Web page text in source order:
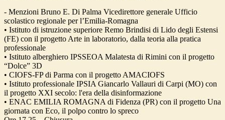
- Menzioni Bruno E. Di Palma Vicedirettore generale Ufficio
scolastico regionale per l’Emilia-Romagna
• Istituto di istruzione superiore Remo Brindisi di Lido degli Estensi
(FE) con il progetto Arte in laboratorio, dalla teoria alla pratica
professionale
• Istituto alberghiero IPSSEOA Malatesta di Rimini con il progetto
“Dolce” 3D
• CIOFS-FP di Parma con il progetto AMACIOFS
• Istituto professionale IPSIA Giancarlo Vallauri di Carpi (MO) con
il progetto XXI secolo: l'era della disinformazione
• ENAC EMILIA ROMAGNA di Fidenza (PR) con il progetto Una
giornata con Eco, il polpo contro lo spreco